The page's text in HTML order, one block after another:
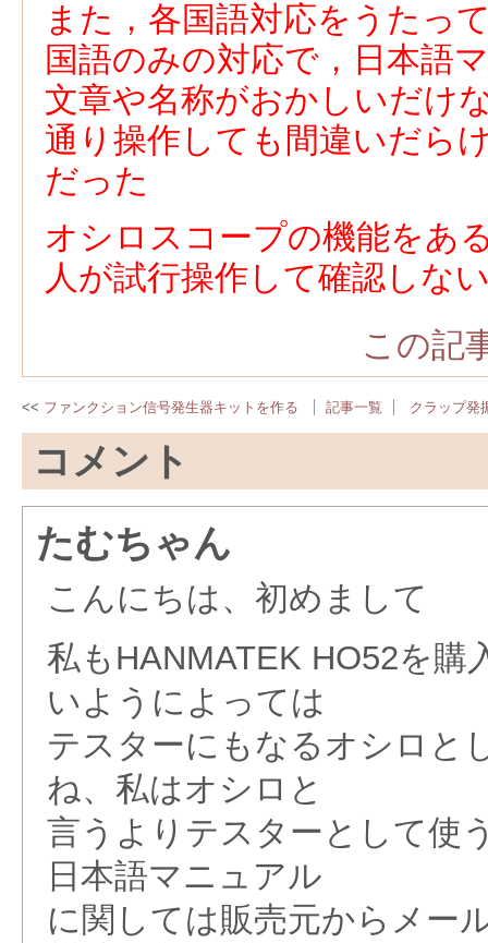
また，各国語対応をうたっ
国語のみの対応で，日本語
文章や名称がおかしいだけ
通り操作しても間違いだら
だった
オシロスコープの機能をあ
人が試行操作して確認しな
この記
ファンクション信号発生器キットを作る 記事一覧 クラップ発
コメント
たむちゃん
こんにちは、初めまして
私もHANMATEK HO52を購
いようによっては
テスターにもなるオシロと
ね、私はオシロと
言うよりテスターとして使
日本語マニュアル
に関しては販売元からメー